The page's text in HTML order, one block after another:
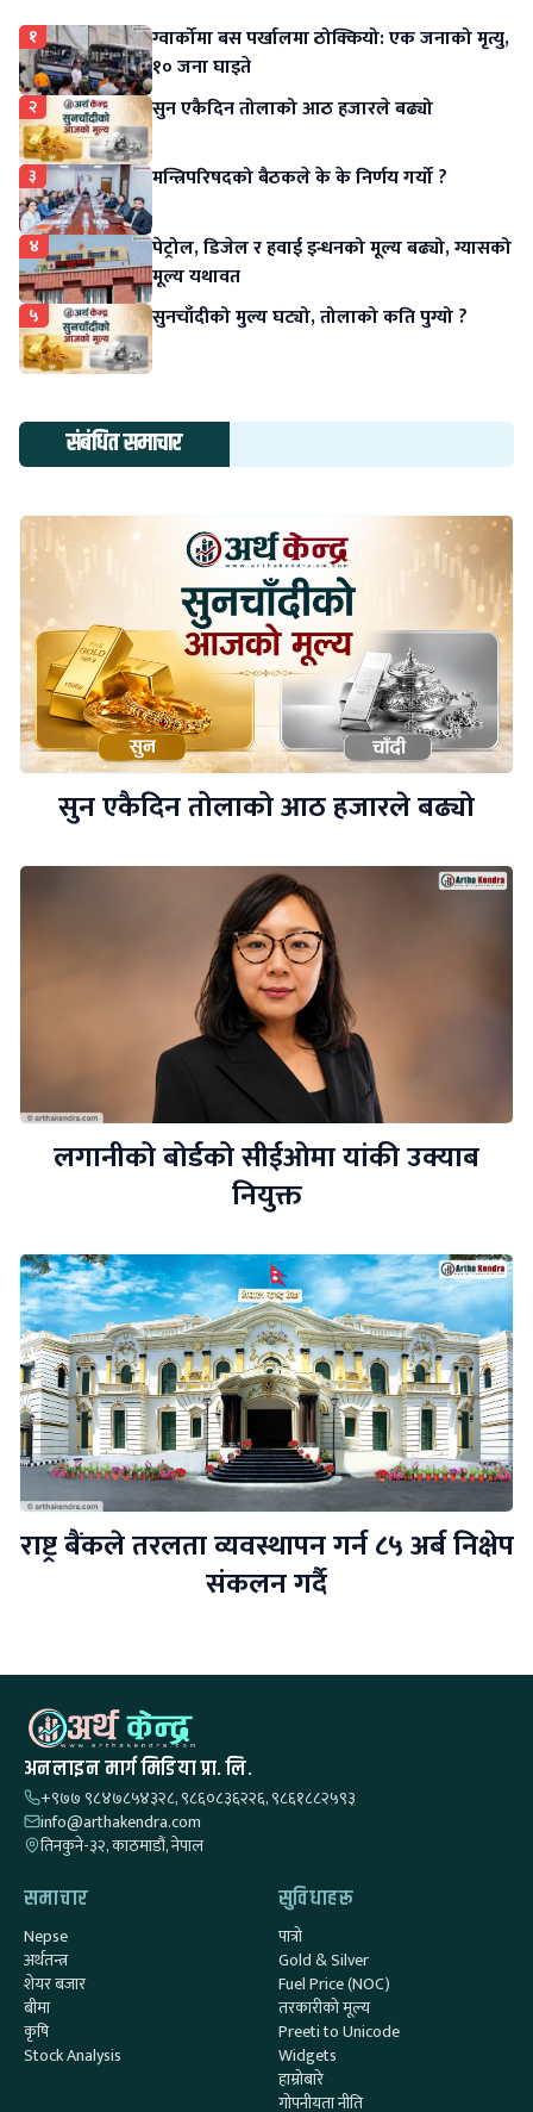
१
ग्वार्कोमा बस पर्खालमा ठोक्कियो: एक जनाको मृत्यु,
१० जना घाइते
२ सुन एकैदिन तोलाको आठ हजारले बढ्यो
३ मन्त्रिपरिषदको बैठकले के के निर्णय गर्यो ?
४
पेट्रोल, डिजेल र हवाई इन्धनको मूल्य बढ्यो, ग्यासको
मूल्य यथावत
५ सुनचाँदीको मुल्य घट्यो, तोलाको कति पुग्यो ?
संबंधित समाचार
सुन एकैदिन तोलाको आठ हजारले बढ्यो
लगानीको बोर्डको सीईओमा यांकी उक्याब
नियुक्त
राष्ट्र बैंकले तरलता व्यवस्थापन गर्न ८५ अर्ब निक्षेप
संकलन गर्दै
अनलाइन मार्ग मिडिया प्रा. लि.
+९७७ ९८४७८५४३२८, ९८६०८३६२२६, ९८६१८८२५९३
info@arthakendra.com
तिनकुने-३२, काठमाडौं, नेपाल
समाचार
Nepse
अर्थतन्त्र
शेयर बजार
बीमा
कृषि
Stock Analysis
सुविधाहरू
पात्रो
Gold & Silver
Fuel Price (NOC)
तरकारीको मूल्य
Preeti to Unicode
Widgets
हाम्रोबारे
गोपनीयता नीति